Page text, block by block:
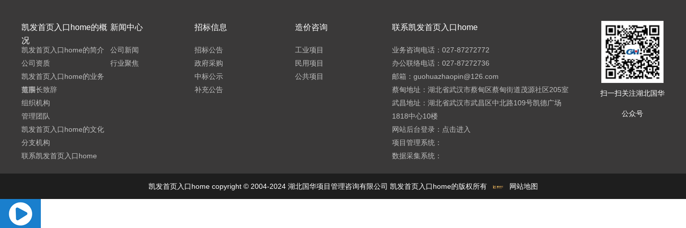
凯发首页入口home的概
况
凯发首页入口home的简介
公司资质
凯发首页入口home的业务
范围
董事长致辞
组织机构
管理团队
凯发首页入口home的文化
分支机构
联系凯发首页入口home
新闻中心
公司新闻
行业聚焦
招标信息
招标公告
政府采购
中标公示
补充公告
造价咨询
工业项目
民用项目
公共项目
联系凯发首页入口home
业务咨询电话：027-87272772
办公联络电话：027-87272736
邮箱： guohuazhaopin@126.com
蔡甸地址：湖北省武汉市蔡甸区蔡甸街道茂源社区205室
武昌地址：湖北省武汉市武昌区中北路109号凯德广场
1818中心10楼
网站后台登录： 点击进入
项目管理系统：
数据采集系统：
扫一扫关注湖北国华
公众号
凯发首页入口home copyright © 2004-2024 湖北国华项目管理咨询有限公司 凯发首页入口home的版权所有 网站地图